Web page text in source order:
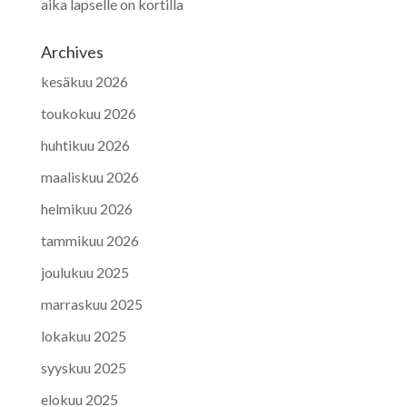
aika lapselle on kortilla
Archives
kesäkuu 2026
toukokuu 2026
huhtikuu 2026
maaliskuu 2026
helmikuu 2026
tammikuu 2026
joulukuu 2025
marraskuu 2025
lokakuu 2025
syyskuu 2025
elokuu 2025